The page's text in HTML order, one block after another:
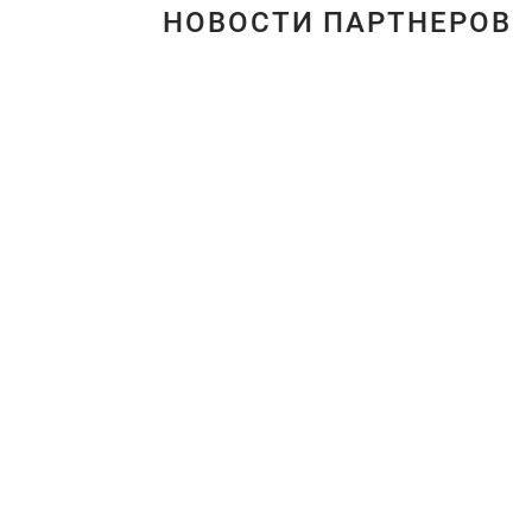
НОВОСТИ ПАРТНЕРОВ